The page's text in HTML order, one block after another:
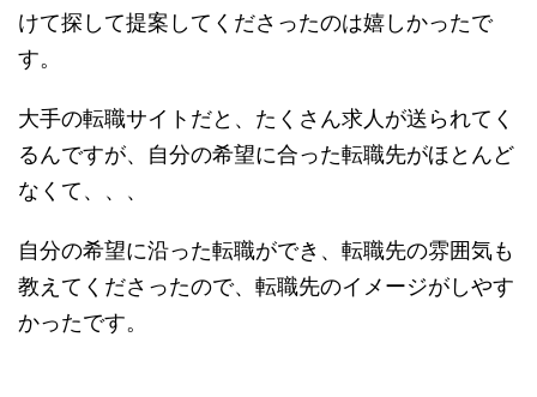
けて探して提案してくださったのは嬉しかったで
す。
大手の転職サイトだと、たくさん求人が送られてく
るんですが、自分の希望に合った転職先がほとんど
なくて、、、
自分の希望に沿った転職ができ、転職先の雰囲気も
教えてくださったので、転職先のイメージがしやす
かったです。